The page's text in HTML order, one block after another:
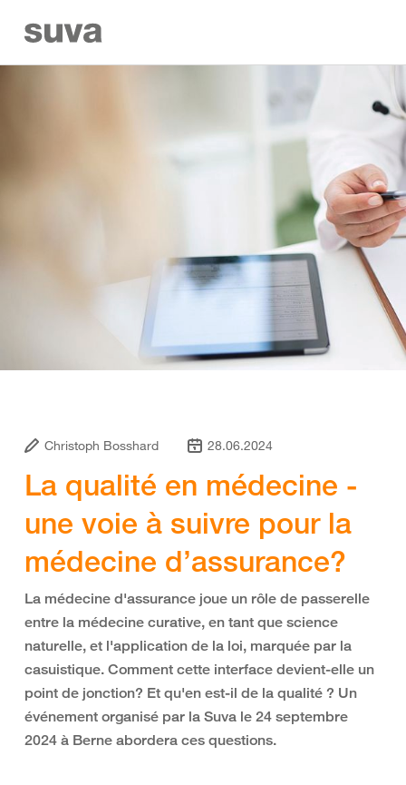
Christoph Bosshard 28.06.2024
La qualité en médecine -
une voie à suivre pour la
médecine d’assurance?
La médecine d'assurance joue un rôle de passerelle
entre la médecine curative, en tant que science
naturelle, et l'application de la loi, marquée par la
casuistique. Comment cette interface devient-elle un
point de jonction? Et qu'en est-il de la qualité ? Un
événement organisé par la Suva le 24 septembre
2024 à Berne abordera ces questions.